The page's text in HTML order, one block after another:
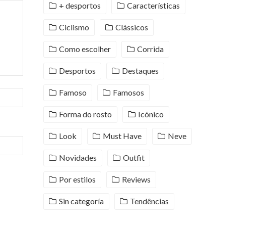
+ desportos Características
Ciclismo Clássicos
Como escolher Corrida
Desportos Destaques
Famoso Famosos
Forma do rosto Icónico
Look Must Have Neve
Novidades Outfit
Por estilos Reviews
Sin categoría Tendências